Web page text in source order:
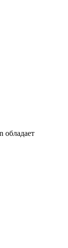
обладает